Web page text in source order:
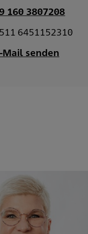
160 3807208
6451152310
Mail senden